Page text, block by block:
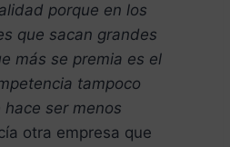
porque en los
que sacan grandes
más se premia es el
tampoco
ser menos
otra empresa que